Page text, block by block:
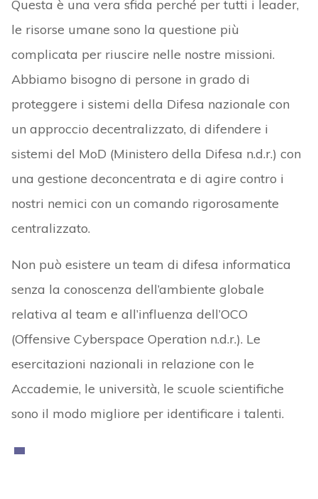
Questa è una vera sfida perché per tutti i leader,
le risorse umane sono la questione più
complicata per riuscire nelle nostre missioni.
Abbiamo bisogno di persone in grado di
proteggere i sistemi della Difesa nazionale con
un approccio decentralizzato, di difendere i
sistemi del MoD (Ministero della Difesa n.d.r.) con
una gestione deconcentrata e di agire contro i
nostri nemici con un comando rigorosamente
centralizzato.
Non può esistere un team di difesa informatica
senza la conoscenza dell’ambiente globale
relativa al team e all’influenza dell’OCO
(Offensive Cyberspace Operation n.d.r.). Le
esercitazioni nazionali in relazione con le
Accademie, le università, le scuole scientifiche
sono il modo migliore per identificare i talenti.